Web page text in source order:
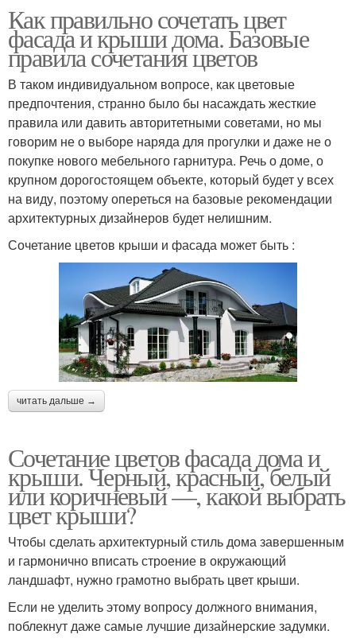
Как правильно сочетать цвет
фасада и крыши дома. Базовые
правила сочетания цветов
В таком индивидуальном вопросе, как цветовые
предпочтения, странно было бы насаждать жесткие
правила или давить авторитетными советами, но мы
говорим не о выборе наряда для прогулки и даже не о
покупке нового мебельного гарнитура. Речь о доме, о
крупном дорогостоящем объекте, который будет у всех
на виду, поэтому опереться на базовые рекомендации
архитектурных дизайнеров будет нелишним.
Сочетание цветов крыши и фасада может быть :
читать дальше →
Сочетание цветов фасада дома и
крыши. Черный, красный, белый
или коричневый —, какой выбрать
цвет крыши?
Чтобы сделать архитектурный стиль дома завершенным
и гармонично вписать строение в окружающий
ландшафт, нужно грамотно выбрать цвет крыши.
Если не уделить этому вопросу должного внимания,
поблекнут даже самые лучшие дизайнерские задумки.